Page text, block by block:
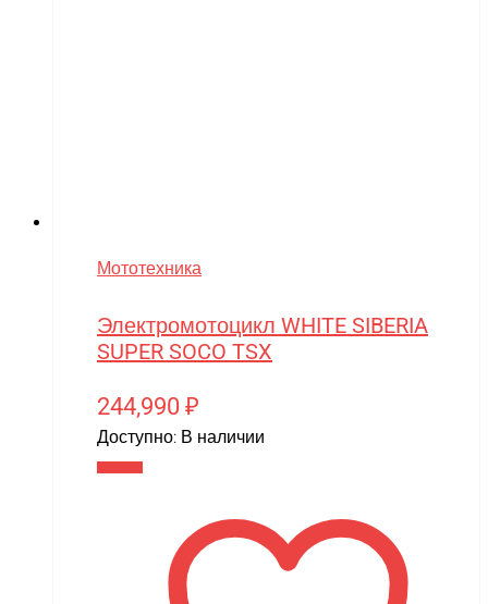
Мототехника
Электромотоцикл WHITE SIBERIA
SUPER SOCO TSX
244,990 ₽
Доступно: В наличии